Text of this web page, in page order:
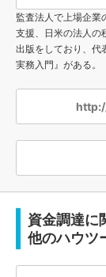
監査法人で上場企業
支援、日米の法人の
出版をしており、代
実務入門』がある。
資金調達に
他のハウツ